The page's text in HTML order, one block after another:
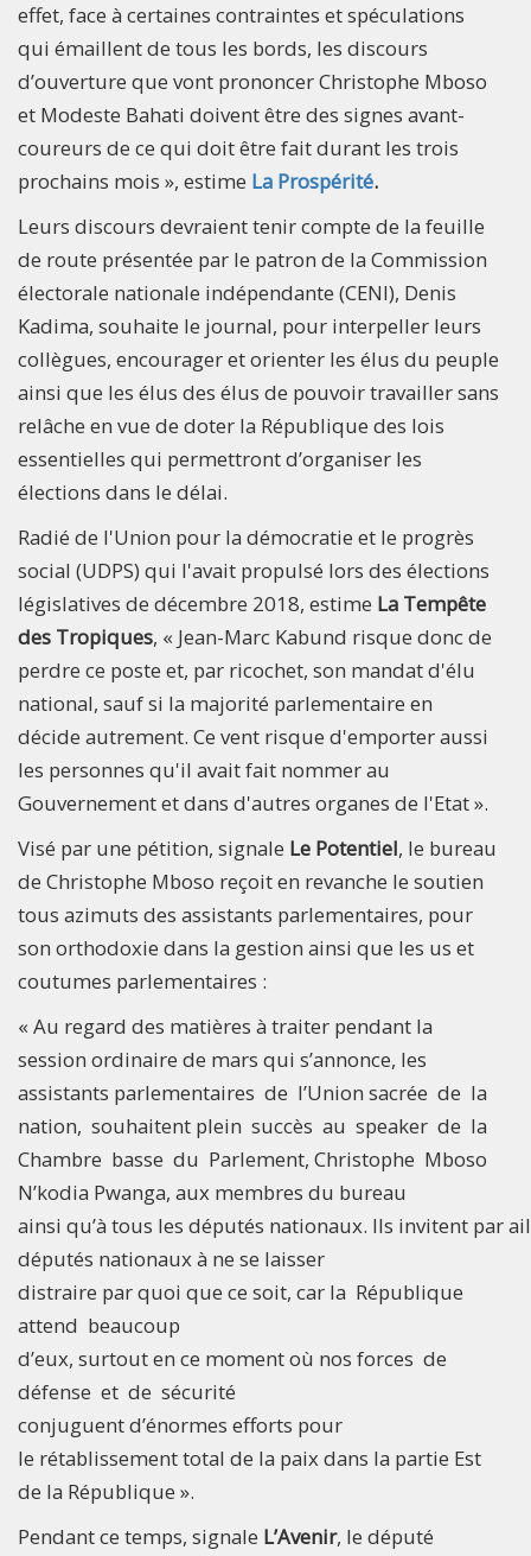
effet, face à certaines contraintes et spéculations
qui émaillent de tous les bords, les discours
d’ouverture que vont prononcer Christophe Mboso
et Modeste Bahati doivent être des signes avant-
coureurs de ce qui doit être fait durant les trois
prochains mois », estime La Prospérité.
Leurs discours devraient tenir compte de la feuille
de route présentée par le patron de la Commission
électorale nationale indépendante (CENI), Denis
Kadima, souhaite le journal, pour interpeller leurs
collègues, encourager et orienter les élus du peuple
ainsi que les élus des élus de pouvoir travailler sans
relâche en vue de doter la République des lois
essentielles qui permettront d’organiser les
élections dans le délai.
Radié de l'Union pour la démocratie et le progrès
social (UDPS) qui l'avait propulsé lors des élections
législatives de décembre 2018, estime La Tempête
des Tropiques, « Jean-Marc Kabund risque donc de
perdre ce poste et, par ricochet, son mandat d'élu
national, sauf si la majorité parlementaire en
décide autrement. Ce vent risque d'emporter aussi
les personnes qu'il avait fait nommer au
Gouvernement et dans d'autres organes de l'Etat ».
Visé par une pétition, signale Le Potentiel, le bureau
de Christophe Mboso reçoit en revanche le soutien
tous azimuts des assistants parlementaires, pour
son orthodoxie dans la gestion ainsi que les us et
coutumes parlementaires :
« Au regard des matières à traiter pendant la
session ordinaire de mars qui s’annonce, les
assistants parlementaires de l’Union sacrée de la
nation, souhaitent plein succès au speaker de la
Chambre basse du Parlement, Christophe Mboso
N’kodia Pwanga, aux membres du bureau
ainsi qu’à tous les députés nationaux. Ils invitent par
députés nationaux à ne se laisser
distraire par quoi que ce soit, car la République
attend beaucoup
d’eux, surtout en ce moment où nos forces de
défense et de sécurité
conjuguent d’énormes efforts pour
le rétablissement total de la paix dans la partie Est
de la République ».
Pendant ce temps, signale L’Avenir, le député